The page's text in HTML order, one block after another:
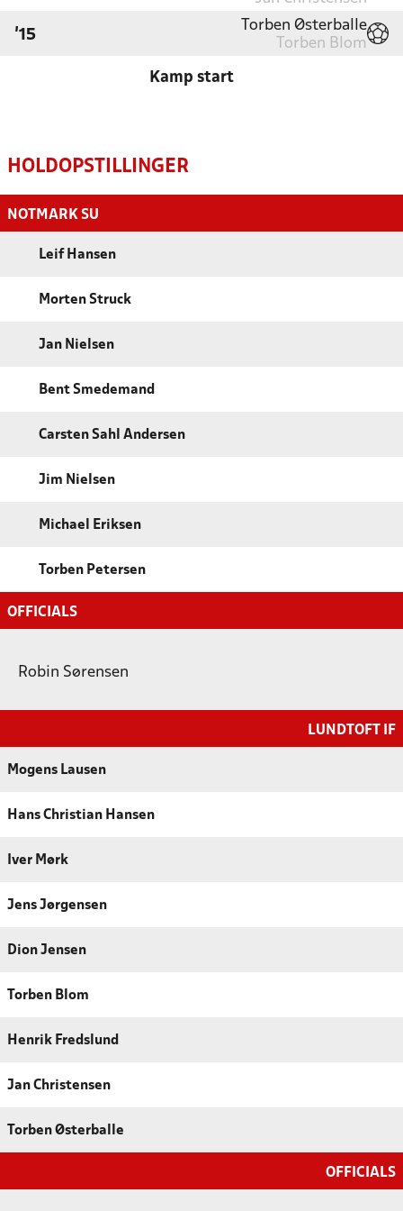
'15
Torben Østerballe
Torben Blom
Kamp start
HOLDOPSTILLINGER
NOTMARK SU
Leif Hansen
Morten Struck
Jan Nielsen
Bent Smedemand
Carsten Sahl Andersen
Jim Nielsen
Michael Eriksen
Torben Petersen
OFFICIALS
Robin Sørensen
LUNDTOFT IF
Mogens Lausen
Hans Christian Hansen
Iver Mørk
Jens Jørgensen
Dion Jensen
Torben Blom
Henrik Fredslund
Jan Christensen
Torben Østerballe
OFFICIALS